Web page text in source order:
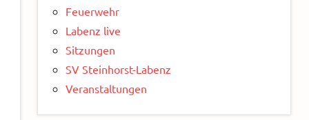
Feuerwehr
Labenz live
Sitzungen
SV Steinhorst-Labenz
Veranstaltungen